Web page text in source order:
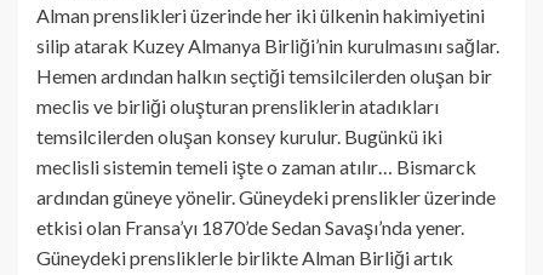
Alman prenslikleri üzerinde her iki ülkenin hakimiyetini
silip atarak Kuzey Almanya Birliği’nin kurulmasını sağlar.
Hemen ardından halkın seçtiği temsilcilerden oluşan bir
meclis ve birliği oluşturan prensliklerin atadıkları
temsilcilerden oluşan konsey kurulur. Bugünkü iki
meclisli sistemin temeli işte o zaman atılır… Bismarck
ardından güneye yönelir. Güneydeki prenslikler üzerinde
etkisi olan Fransa’yı 1870’de Sedan Savaşı’nda yener.
Güneydeki prensliklerle birlikte Alman Birliği artık